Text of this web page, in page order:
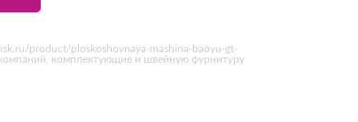
product/ploskoshovnaya-mashina-baoyu-gt-
комплектующие и швейную фурнитуру